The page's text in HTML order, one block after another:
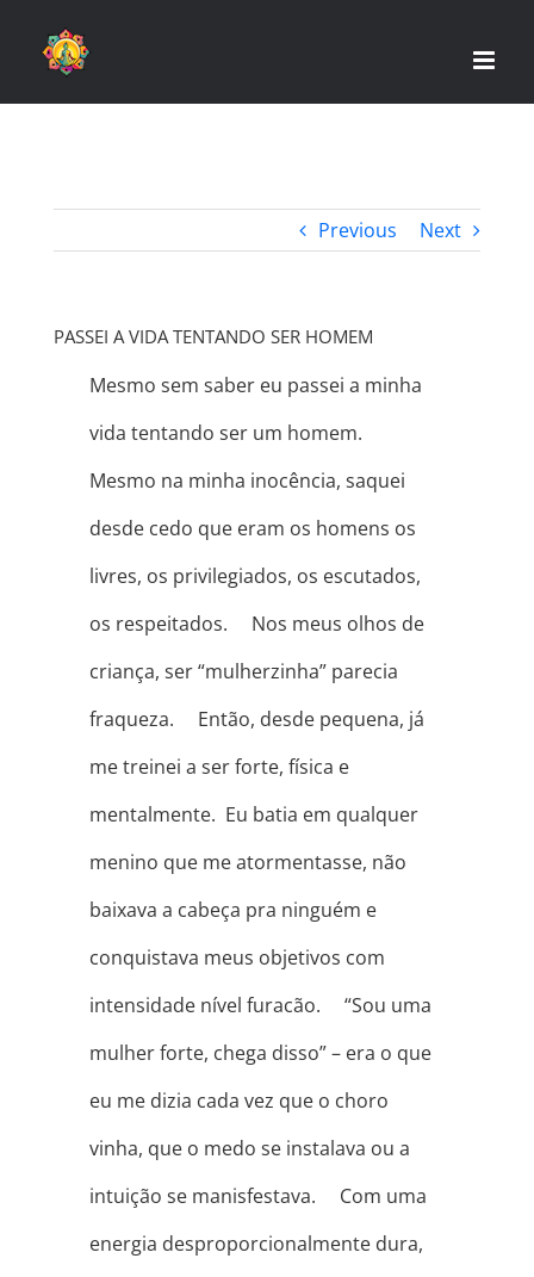
Previous Next
PASSEI A VIDA TENTANDO SER HOMEM
Mesmo sem saber eu passei a minha
vida tentando ser um homem. ⠀
Mesmo na minha inocência, saquei
desde cedo que eram os homens os
livres, os privilegiados, os escutados,
os respeitados. ⠀ Nos meus olhos de
criança, ser “mulherzinha” parecia
fraqueza. ⠀ Então, desde pequena, já
me treinei a ser forte, física e
mentalmente. Eu batia em qualquer
menino que me atormentasse, não
baixava a cabeça pra ninguém e
conquistava meus objetivos com
intensidade nível furacão. ⠀ “Sou uma
mulher forte, chega disso” – era o que
eu me dizia cada vez que o choro
vinha, que o medo se instalava ou a
intuição se manisfestava. ⠀ Com uma
energia desproporcionalmente dura,